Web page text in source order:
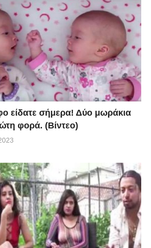
είδατε σήμερα! Δύο μωράκια
φορά. (Βίντεο)